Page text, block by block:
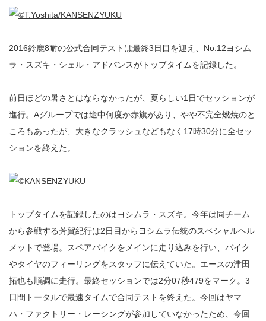
2016鈴鹿8耐の公式合同テストは最終3日目を迎え、No.12ヨシム
ラ・スズキ・シェル・アドバンスがトップタイムを記録した。
前日ほどの暑さとはならなかったが、夏らしい1日でセッションが
進行。Aグループでは途中何度か赤旗があり、やや不完全燃焼のと
ころもあったが、大きなクラッシュなどもなく17時30分に全セッ
ションを終えた。
トップタイムを記録したのはヨシムラ・スズキ。今年は同チーム
から参戦する芳賀紀行は2日目からヨシムラ伝統のスペシャルヘル
メットで登場。スペアバイクをメインに走り込みを行い、バイク
やタイヤのフィーリングをスタッフに伝えていた。エースの津田
拓也も順調に走行。最終セッションでは2分07秒479をマーク。3
日間トータルで最速タイムで合同テストを終えた。今回はヤマ
ハ・ファクトリー・レーシングが参加していなかったため、今回